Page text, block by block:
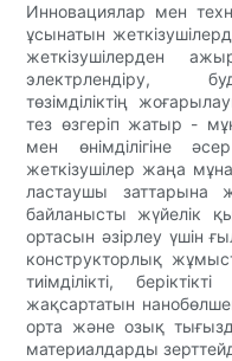
Инновациялар мен
ұсынатын
жеткізушілерден
электрлендіру,
төзімділіктің
тез өзгеріп жатыр -
мен өнімділігіне
жеткізушілер жаңа
ластаушы заттарына
байланысты жүйелік
ортасын әзірлеу үшін
конструкторлық
тиімділікті,
жақсартатын
орта және озық
материалдарды